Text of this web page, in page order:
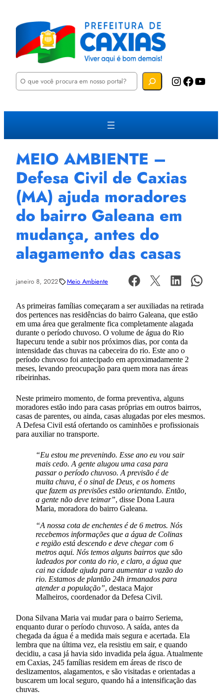
P
u
a
Instagram Facebook YouTube
MEIO AMBIENTE –
Defesa Civil de Caxias
(MA) ajuda moradores
do bairro Galeana em
mudança, antes do
alagamento das casas
janeiro 8, 2022 Meio Ambiente
As primeiras famílias começaram a ser auxiliadas na retirada
dos pertences nas residências do bairro Galeana, que estão
em uma área que geralmente fica completamente alagada
durante o período chuvoso. O volume de água do Rio
Itapecuru tende a subir nos próximos dias, por conta da
intensidade das chuvas na cabeceira do rio. Este ano o
período chuvoso foi antecipado em aproximadamente 2
meses, levando preocupação para quem mora nas áreas
ribeirinhas.
Neste primeiro momento, de forma preventiva, alguns
moradores estão indo para casas próprias em outros bairros,
casas de parentes, ou ainda, casas alugadas por eles mesmos.
A Defesa Civil está ofertando os caminhões e profissionais
para auxiliar no transporte.
“Eu estou me prevenindo. Esse ano eu vou sair
mais cedo. A gente alugou uma casa para
passar o período chuvoso. A previsão é de
muita chuva, é o sinal de Deus, e os homens
que fazem as previsões estão orientando. Então,
a gente não deve teimar”, disse Dona Laura
Maria, moradora do bairro Galeana.
“A nossa cota de enchentes é de 6 metros. Nós
recebemos informações que a água de Colinas
e região está descendo e deve chegar com 6
metros aqui. Nós temos alguns bairros que são
ladeados por conta do rio, e claro, a água que
cai na cidade ajuda para aumentar a vazão do
rio. Estamos de plantão 24h irmanados para
atender a população”, destaca Major
Malheiros, coordenador da Defesa Civil.
Dona Silvana Maria vai mudar para o bairro Seriema,
enquanto durar o período chuvoso. A saída, antes da
chegada da água é a medida mais segura e acertada. Ela
lembra que na última vez, ela resistiu em sair, e quando
decidiu, a casa já havia sido invadida pela água. Atualmente
em Caxias, 245 famílias residem em áreas de risco de
deslizamentos, alagamentos, e são visitadas e orientadas a
buscarem um local seguro, quando há a intensificação das
chuvas.